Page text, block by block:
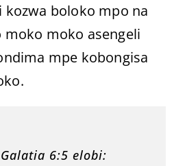
kozwa boloko mpo na
moko asengeli
mpe kobongisa
6:5 elobi: